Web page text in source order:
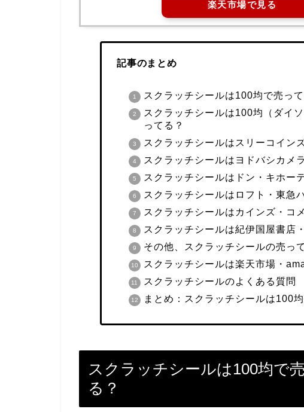
楽天市場で見る
記事のまとめ
スクラッチシールは100均で売っ
スクラッチシールは100均（ダイ
ってる？
スクラッチシールはスリーコイン
スクラッチシールはヨドバシカメ
スクラッチシールはドン・キホー
スクラッチシールはロフト・東急
スクラッチシールはカインズ・コ
スクラッチシールは紀伊国屋書店
その他、スクラッチシールの売っ
スクラッチシールは楽天市場・
スクラッチシールのよくある質問
まとめ：スクラッチシールは100
スクラッチシールは100均で
る？